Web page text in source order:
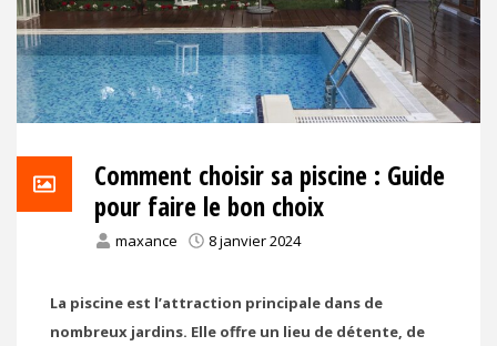
Comment choisir sa piscine : Guide
pour faire le bon choix
maxance 8 janvier 2024
La piscine est l’attraction principale dans de
nombreux jardins. Elle offre un lieu de détente, de